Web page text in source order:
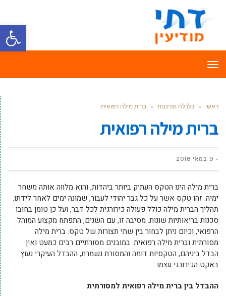
פתח
תפריט
ראשי » כלכלה וצרכנות » ברית מילה רפואית
ברית מילה רפואית
9 במאי 2018
ברית מילה הינו הטקס העתיק ביותר ביהדות, והוא מלווה אותה משחר
ימיה. זהו טקס אשר על כל גבר יהודי לעבור, שמונה ימים לאחר לידתו.
תהליך הברית מילה כולל פעולה כירורגית לכל דבר, ועל כן טומן בחובו
סכנות בריאותיות שונות. מסיבה זו, עם השנים, התפתח מקצוע המוהל
הרפואי, וכיום ניתן לבחור בין שתי תצורות של טקס: ברית מילה
מסורתית וברית מילה רפואית. במובנים מסורתיים רבים כמעט ואין
הבדל ביניהם, הטקסיות דומה והמסורת נשמרת, ההבדל העיקרי נעוץ
באקט הכירורגי עצמו.
ההבדל בין ברית מילה רפואית למסורתית